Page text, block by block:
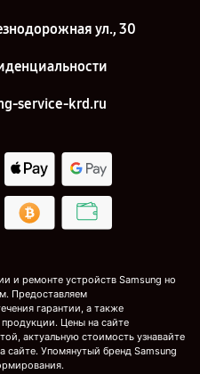
ул., 30
service-krd.ru
и ремонте устройств Samsung но
Предоставляем
гарантии, а также
Цены на сайте
актуальную стоимость узнавайте
сайте. Упомянутый бренд Samsung